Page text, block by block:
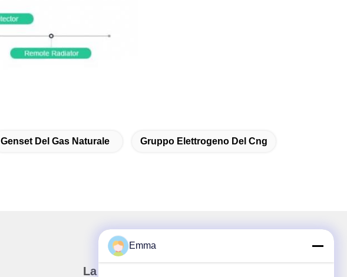
Genset Del Gas Naturale Gruppo Elettrogeno Del Cng
La nostra newsletter
Emma